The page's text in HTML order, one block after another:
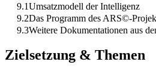
9.1Umsatzmodell der Intelligenz
9.2Das Programm des ARS©-
9.3Weitere Dokumentationen aus
Zielsetzung & Themen